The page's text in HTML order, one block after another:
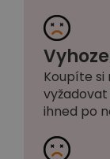
Koupíte
ihned po